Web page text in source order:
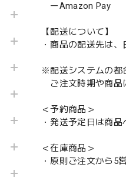
ーAmazon Pay
【配送について】
・商品の配送先は
※配送システムの都
ご注文時期や商品
＜予約商品＞
・発送予定日は商品
＜在庫商品＞
・原則ご注文から5